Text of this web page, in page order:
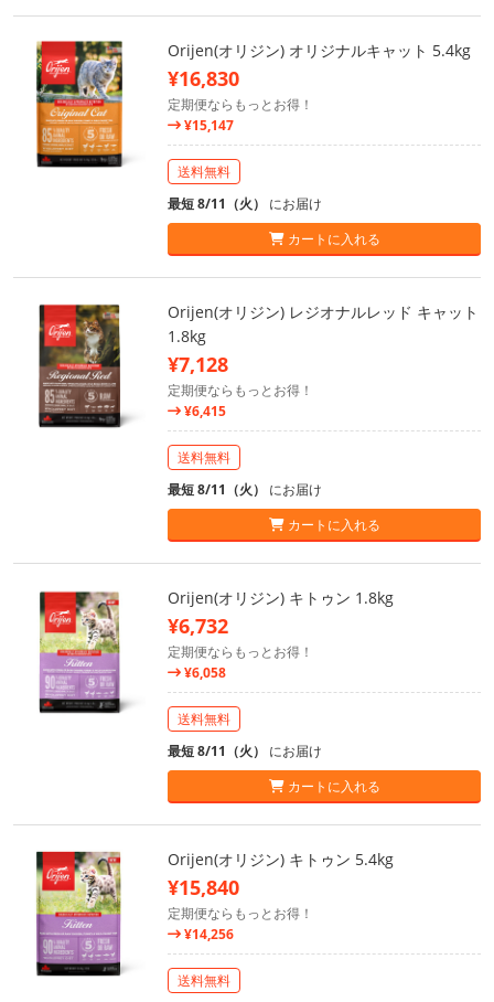
Orijen(オリジン) オリジナルキャット 5.4kg
¥16,830
定期便ならもっとお得！
¥15,147
送料無料
最短 8/11（火） にお届け
カートに入れる
Orijen(オリジン) レジオナルレッド キャット
1.8kg
¥7,128
定期便ならもっとお得！
¥6,415
送料無料
最短 8/11（火） にお届け
カートに入れる
Orijen(オリジン) キトゥン 1.8kg
¥6,732
定期便ならもっとお得！
¥6,058
送料無料
最短 8/11（火） にお届け
カートに入れる
Orijen(オリジン) キトゥン 5.4kg
¥15,840
定期便ならもっとお得！
¥14,256
送料無料